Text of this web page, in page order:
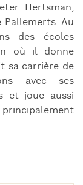
Hertsman,
Pallemerts. Au
des écoles
où il donne
sa carrière de
avec ses
et joue aussi